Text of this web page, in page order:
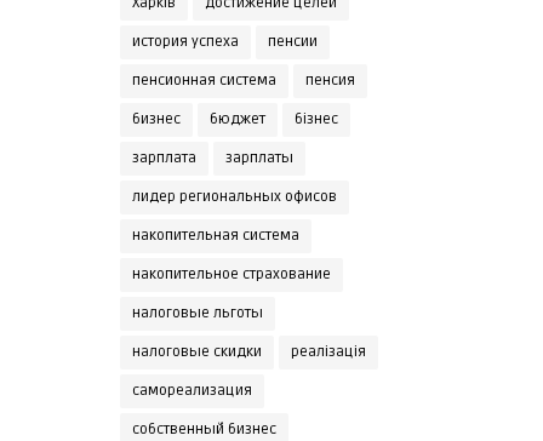
история успеха пенсии
пенсионная система пенсия
бизнес бюджет бізнес
зарплата зарплаты
лидер региональных офисов
накопительная система
накопительное страхование
налоговые льготы
налоговые скидки реалізація
самореализация
собственный бизнес